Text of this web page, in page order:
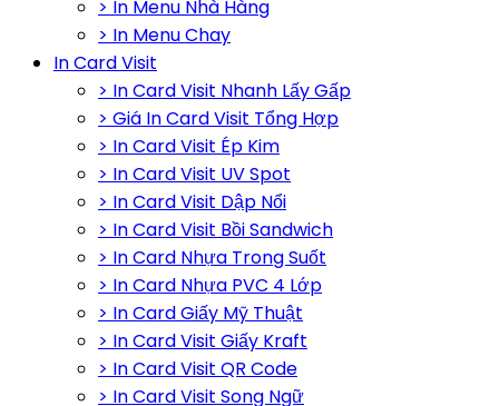
> In Menu Nhà Hàng
> In Menu Chay
In Card Visit
> In Card Visit Nhanh Lấy Gấp
> Giá In Card Visit Tổng Hợp
> In Card Visit Ép Kim
> In Card Visit UV Spot
> In Card Visit Dập Nổi
> In Card Visit Bồi Sandwich
> In Card Nhựa Trong Suốt
> In Card Nhựa PVC 4 Lớp
> In Card Giấy Mỹ Thuật
> In Card Visit Giấy Kraft
> In Card Visit QR Code
> In Card Visit Song Ngữ